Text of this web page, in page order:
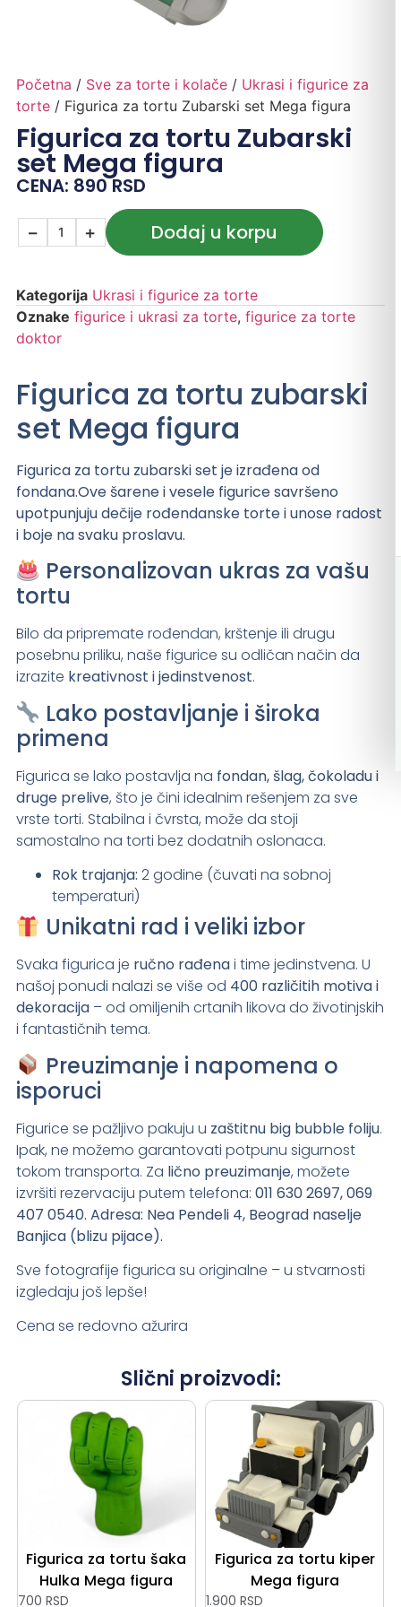
Početna / Sve za torte i kolače/ Ukrasi i figurice za
torte/ Figurica za tortu Zubarski set Mega figura
Figurica za tortu Zubarski
set Mega figura
CENA: 890RSD
− + Dodaj u korpu
Kategorija Ukrasi i figurice za torte
Oznake figurice i ukrasi za torte, figurice za torte
doktor
Figurica za tortu zubarski
set Mega figura
Figurica za tortu zubarski set je izrađena od
fondana.Ove šarene i vesele figurice savršeno
upotpunjuju dečije rođendanske torte i unose radost
i boje na svaku proslavu.
Personalizovan ukras za vašu
tortu
Bilo da pripremate rođendan, krštenje ili drugu
posebnu priliku, naše figurice su odličan način da
izrazite kreativnost i jedinstvenost.
Lako postavljanje i široka
primena
Figurica se lako postavlja na fondan, šlag, čokoladu i
druge prelive, što je čini idealnim rešenjem za sve
vrste torti. Stabilna i čvrsta, može da stoji
samostalno na torti bez dodatnih oslonaca.
Rok trajanja: 2 godine (čuvati na sobnoj
temperaturi)
Unikatni rad i veliki izbor
Svaka figurica je ručno rađenai time jedinstvena. U
našoj ponudi nalazi se više od 400 različitih motiva i
dekoracija– od omiljenih crtanih likova do životinjskih
i fantastičnih tema.
Preuzimanje i napomena o
isporuci
Figurice se pažljivo pakuju u zaštitnu big bubble foliju.
Ipak, ne možemo garantovati potpunu sigurnost
tokom transporta. Za lično preuzimanje, možete
izvršiti rezervaciju putem telefona: 011 630 2697, 069
407 0540. Adresa: Nea Pendeli 4, Beograd naselje
Banjica (blizu pijace).
Sve fotografije figurica su originalne – u stvarnosti
izgledaju još lepše!
Cena se redovno ažurira
Slični proizvodi:
Figurica za tortu šaka
Hulka Mega figura
700 RSD
Figurica za tortu kiper
Mega figura
1.900 RSD